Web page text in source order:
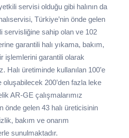
servisi olduğu gibi halının da
Türkiye’nin önde gelen
servisliğine sahip olan ve 102
garantili halı yıkama, bakım,
işlemlerini garantili olarak
Halı üretiminde kullanılan 100’e
oluşabilecek 200’den fazla leke
AR-GE çalışmalarımız
önde gelen 43 halı üreticisinin
bakım ve onarım
sunulmaktadır.